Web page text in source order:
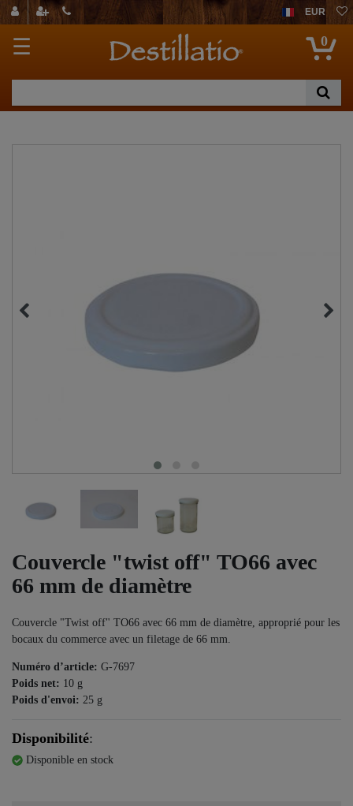
EUR
☰ 0
Couvercle "twist off" TO66 avec
66 mm de diamètre
Couvercle "Twist off" TO66 avec 66 mm de diamètre, approprié pour les
bocaux du commerce avec un filetage de 66 mm.
Numéro d’article: G-7697
Poids net: 10 g
Poids d'envoi: 25 g
Disponibilité:
Disponible en stock